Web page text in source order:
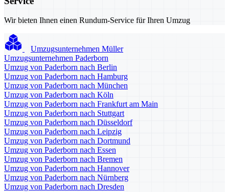
Wir bieten Ihnen einen Rundum-Service für Ihren Umzug
Umzugsunternehmen Müller
Umzugsunternehmen Paderborn
Umzug von Paderborn nach Berlin
Umzug von Paderborn nach Hamburg
Umzug von Paderborn nach München
Umzug von Paderborn nach Köln
Umzug von Paderborn nach Frankfurt am Main
Umzug von Paderborn nach Stuttgart
Umzug von Paderborn nach Düsseldorf
Umzug von Paderborn nach Leipzig
Umzug von Paderborn nach Dortmund
Umzug von Paderborn nach Essen
Umzug von Paderborn nach Bremen
Umzug von Paderborn nach Hannover
Umzug von Paderborn nach Nürnberg
Umzug von Paderborn nach Dresden